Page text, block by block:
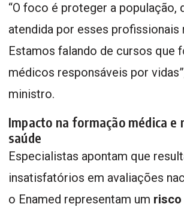
“O foco é proteger a população,
atendida por esses profissionais
Estamos falando de cursos que
médicos responsáveis por
ministro.
Impacto na formação médica e
saúde
Especialistas apontam que
insatisfatórios em avaliações
o Enamed representam um risco